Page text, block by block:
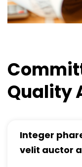
Quality
Integer
velit auctor